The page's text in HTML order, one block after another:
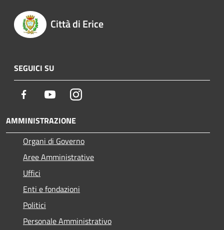
Città di Erice
SEGUICI SU
Facebook YoutubeInstagram
AMMINISTRAZIONE
Organi di Governo
Aree Amministrative
Uffici
Enti e fondazioni
Politici
Personale Amministrativo